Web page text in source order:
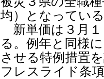
均）となってい
新単価は３月１
る。例年と同様
させる特例措置
フレスライド条